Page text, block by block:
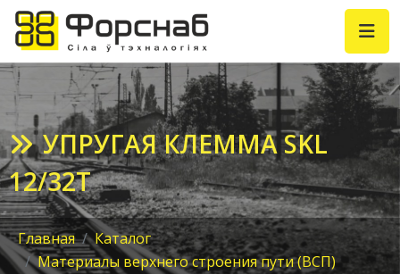
УПРУГАЯ КЛЕММА SKL
12/32T
Главная
Каталог
Материалы верхнего строения пути (ВСП)